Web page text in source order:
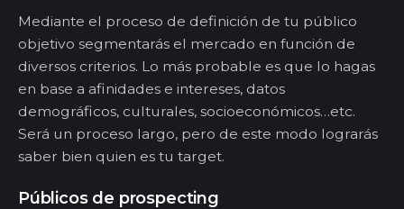
Mediante el proceso de definición de tu público
objetivo segmentarás el mercado en función de
diversos criterios. Lo más probable es que lo hagas
en base a afinidades e intereses, datos
demográficos, culturales, socioeconómicos…etc.
Será un proceso largo, pero de este modo lograrás
saber bien quien es tu target.
Públicos de prospecting